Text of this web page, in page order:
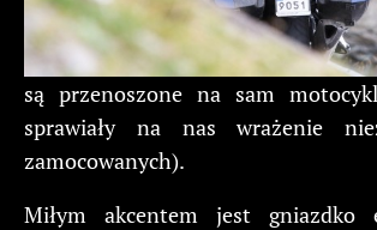
są przenoszone na sam
sprawiały na nas wrażenie
zamocowanych).
Miłym akcentem jest gniazdko